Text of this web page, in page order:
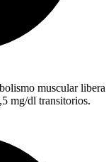
muscular libera
mg/dl transitorios.